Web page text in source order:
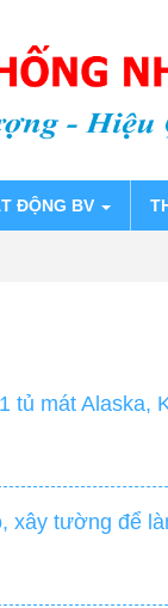
ĐỘNG BV
mát Alaska,
tường để